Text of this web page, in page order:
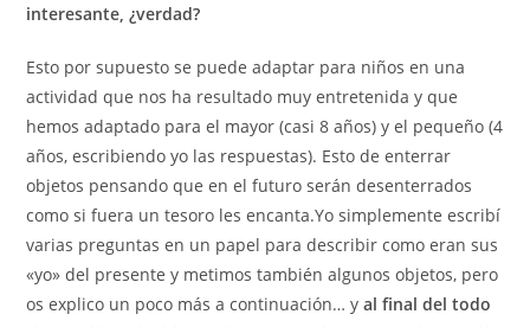
interesante, ¿verdad?
Esto por supuesto se puede adaptar para niños en una
actividad que nos ha resultado muy entretenida y que
hemos adaptado para el mayor (casi 8 años) y el pequeño (4
años, escribiendo yo las respuestas). Esto de enterrar
objetos pensando que en el futuro serán desenterrados
como si fuera un tesoro les encanta.Yo simplemente escribí
varias preguntas en un papel para describir como eran sus
«yo» del presente y metimos también algunos objetos, pero
os explico un poco más a continuación… yal final del todo